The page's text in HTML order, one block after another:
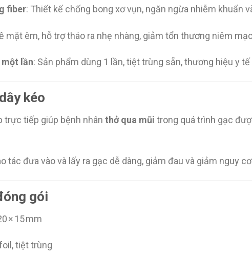
fiber: Thiết kế chống bong xơ vụn, ngăn ngừa nhiễm khuẩn
mặt êm, hỗ trợ tháo ra nhẹ nhàng, giảm tổn thương niêm
lần: Sản phẩm dùng 1 lần, tiệt trùng sẵn, thương hiệu y tế
kéo
trực tiếp giúp bệnh nhânthở qua mũi trong quá trình gạc
tác đưa vào và lấy ra gạc dễ dàng, giảm đau và giảm nguy
gói
× 15 mm
tiệt trùng